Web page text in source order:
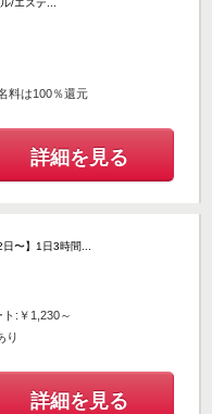
/エステ...
料は100％還元
詳細を見る
〜】1日3時間...
:￥1,230～
り
詳細を見る